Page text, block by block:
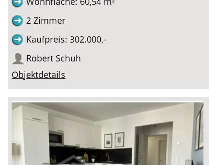
2 Zimmer
Kaufpreis: 302.000,-
Robert Schuh
Objektdetails